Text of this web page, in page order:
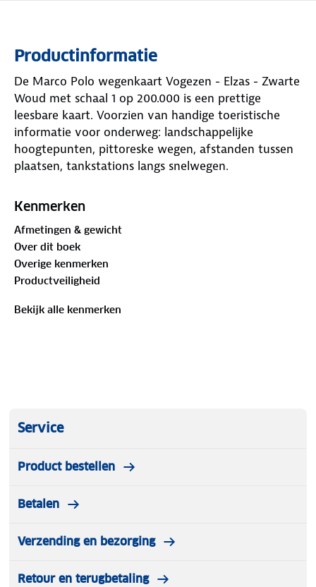
Productinformatie
De Marco Polo wegenkaart Vogezen - Elzas - Zwarte
Woud met schaal 1 op 200.000 is een prettige
leesbare kaart. Voorzien van handige toeristische
informatie voor onderweg: landschappelijke
hoogtepunten, pittoreske wegen, afstanden tussen
plaatsen, tankstations langs snelwegen.
Kenmerken
Afmetingen & gewicht
Over dit boek
Overige kenmerken
Productveiligheid
Bekijk alle kenmerken
Service
Product bestellen
Betalen
Verzending en bezorging
Retour en terugbetaling